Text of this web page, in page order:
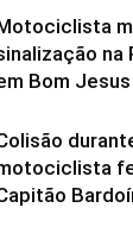
na
Bom